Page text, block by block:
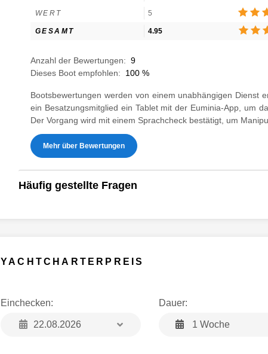
WERT 5
GESAMT 4.95
Anzahl der Bewertungen: 9
Dieses Boot empfohlen:
100 %
Bootsbewertungen werden von einem unabhängigen Dienst
ein Besatzungsmitglied ein Tablet mit der Euminia-App, um
Der Vorgang wird mit einem Sprachcheck bestätigt, um
Mehr über Bewertungen
Häufig gestellte Fragen
YACHTCHARTERPREIS
Einchecken: Dauer:
1 Woche